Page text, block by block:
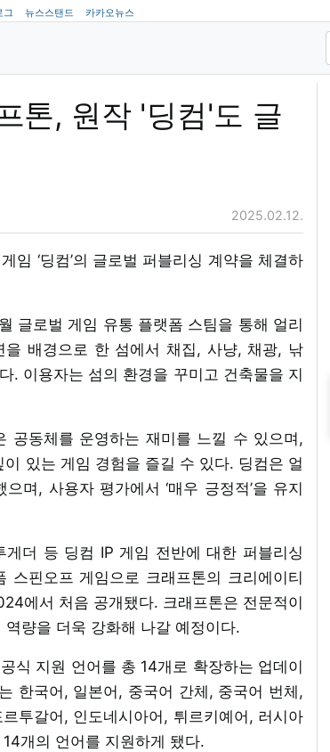
그 뉴스스탠드 카카오뉴스
톤, 원작 '딩컴'도 글
2025.02.12.
임 ‘딩컴’의 글로벌 퍼블리싱 계약을 체결하
글로벌 게임 유통 플랫폼 스팀을 통해 얼리
배경으로 한 섬에서 채집, 사냥, 채광, 낚
. 이용자는 섬의 환경을 꾸미고 건축물을 지
공동체를 운영하는 재미를 느낄 수 있으며,
있는 게임 경험을 즐길 수 있다. 딩컴은 얼
며, 사용자 평가에서 ‘매우 긍정적’을 유지
더 등 딩컴 IP 게임 전반에 대한 퍼블리싱
스핀오프 게임으로 크래프톤의 크리에이티
에서 처음 공개됐다. 크래프톤은 전문적이
량을 더욱 강화해 나갈 예정이다.
식 지원 언어를 총 14개로 확장하는 업데이
한국어, 일본어, 중국어 간체, 중국어 번체,
투갈어, 인도네시아어, 튀르키예어, 러시아
개의 언어를 지원하게 됐다.